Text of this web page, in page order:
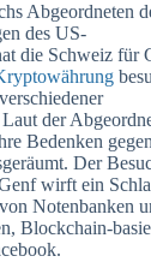
Abgeordneten
des US-
die Schweiz für
der
Bedenken
Der
wirft ein
Notenbanken
Blockchain-